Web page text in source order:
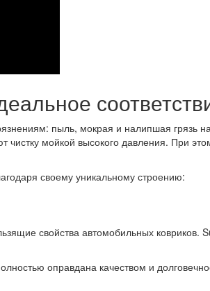
пыль, мокрая и налипшая грязь
мойкой высокого давления. При
своему уникальному строению:
свойства автомобильных ковриков.
оправдана качеством и